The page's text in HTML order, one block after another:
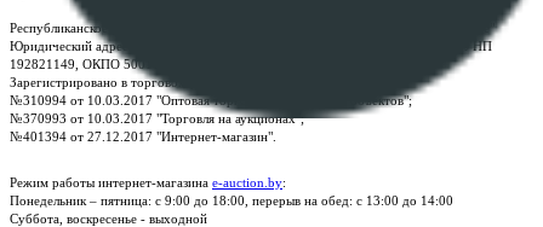
Республиканское унитарное предприятие по оказанию услуг "БелЮрОбеспечение"
Юридический адрес: г. Минск, пр-т. Дзержинского, 1Б, e-mail:
, УНП
192821149, ОКПО 500111895000
Зарегистрировано в торговом реестре Республики Беларусь:
№310994 от 10.03.2017 "Оптовая торговля без торговых объектов";
№370993 от 10.03.2017 "Торговля на аукционах";
№401394 от 27.12.2017 "Интернет-магазин".
Режим работы интернет-магазина e-auction.by:
Понедельник – пятница: с 9:00 до 18:00, перерыв на обед: с 13:00 до 14:00
Суббота, воскресенье - выходной